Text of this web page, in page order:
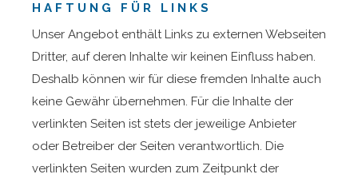
HAFTUNG FÜR LINKS
Unser Angebot enthält Links zu externen Webseiten
Dritter, auf deren Inhalte wir keinen Einfluss haben.
Deshalb können wir für diese fremden Inhalte auch
keine Gewähr übernehmen. Für die Inhalte der
verlinkten Seiten ist stets der jeweilige Anbieter
oder Betreiber der Seiten verantwortlich. Die
verlinkten Seiten wurden zum Zeitpunkt der